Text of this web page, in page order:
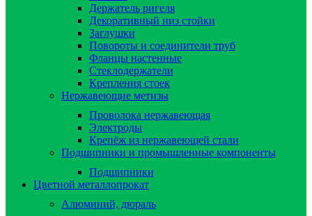
Держатель ригеля
Декоративный низ стойки
Заглушки
Повороты и соединители труб
Фланцы настенные
Стеклодержатели
Крепления стоек
Нержавеющие метизы
Проволока нержавеющая
Электроды
Крепёж из нержавеющей стали
Подшипники и промышленные компоненты
Подшипники
Цветной металлопрокат
Алюминий, дюраль